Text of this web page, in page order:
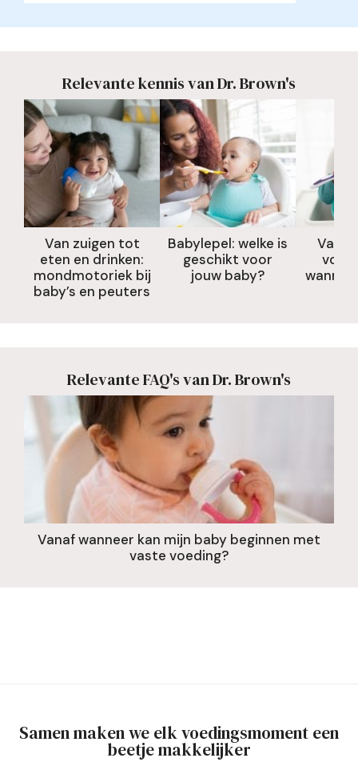
Relevante kennis van Dr. Brown's
Van zuigen tot
eten en drinken:
mondmotoriek bij
baby’s en peuters
Babylepel: welke is
geschikt voor
jouw baby?
voor
Relevante FAQ's van Dr. Brown's
Vanaf wanneer kan mijn baby beginnen met
vaste voeding?
Samen maken we elk voedingsmoment een
beetje makkelijker